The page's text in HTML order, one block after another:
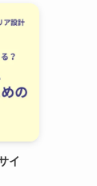
イ